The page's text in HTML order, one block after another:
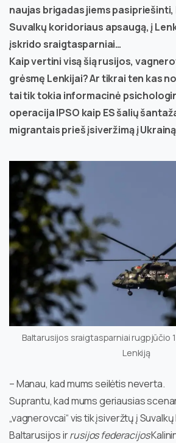
naujas brigadas jiems pasipriešinti,
Suvalkų koridoriaus apsaugą, į
įskrido sraigtasparniai…
Kaip vertini visą šią rusijos,
grėsmę Lenkijai? Ar tikrai ten kas
tai tik tokia informacinė
operacija IPSO kaip ES šalių
migrantais prieš įsiveržimą į
Baltarusijos sraigtasparniai rugpjūčio
Lenkiją
– Manau, kad mums seilėtis neverta.
Suprantu, kad mums geriausias
„vagnerovcai“ vis tik įsiveržtų į
Baltarusijos irrusijos federacijos